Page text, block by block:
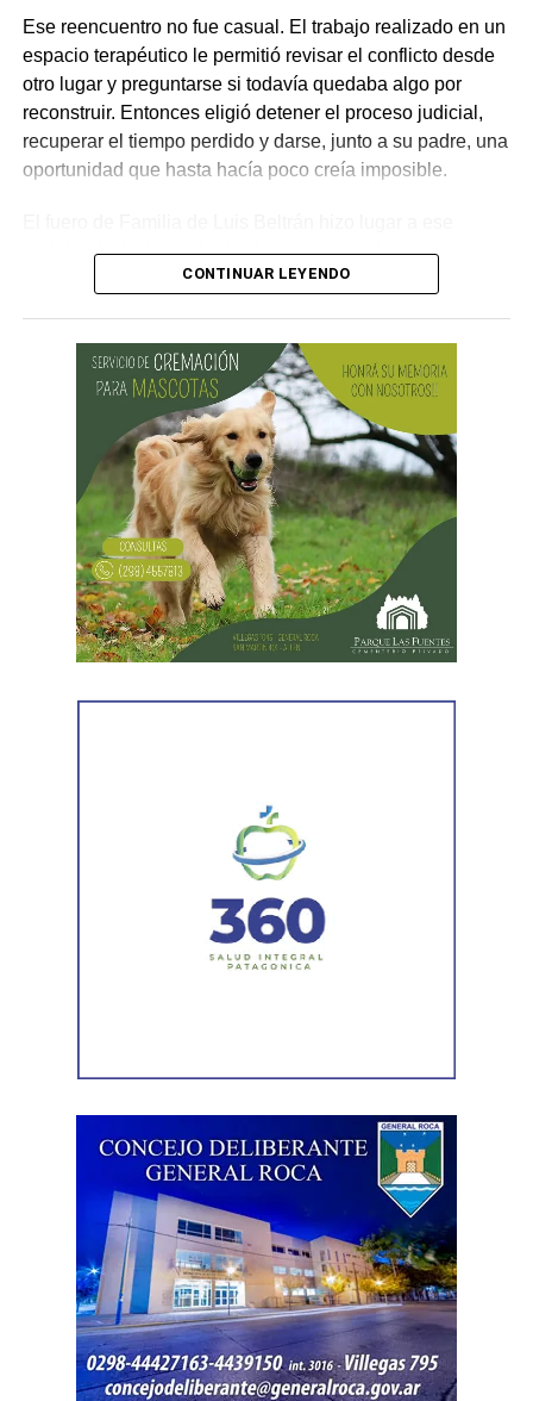
Ese reencuentro no fue casual. El trabajo realizado en un
espacio terapéutico le permitió revisar el conflicto desde
otro lugar y preguntarse si todavía quedaba algo por
reconstruir. Entonces eligió detener el proceso judicial,
recuperar el tiempo perdido y darse, junto a su padre, una
oportunidad que hasta hacía poco creía imposible.
pedido, declaró concluido el proceso por desistimiento y
ordenó el archivo de las actuaciones. La jueza consideró
El joven había promovido la acción para solicitar la
supresión de su apellido paterno. Durante la etapa inicial
del trámite se incorporó la documentación presentada, se
ordenó la publicación de edictos y se dispusieron
distintas medidas previas. En esa etapa la demanda
todavía no había sido notificada al progenitor.
Al comunicar su decisión de desistir, explicó que el
proceso terapéutico le permitió replantear el conflicto
desde otra perspectiva. Expresó que quería intentar
perdido y brindarse mutuamente una oportunidad antes
la magistrada explicó que el
desistimiento es una forma de poner fin
anticipadamente a un proceso judicial cuando una de
las partes decide no continuar con la acción.
Agregó que el Código Procesal Civil y Comercial autoriza
esa posibilidad siempre que, si la demanda ya fue
concretado, la jueza entendió que estaban cumplidos
todos los requisitos legales para admitir el desistimiento y
declarar extinguido el proceso.
«En virtud de ello entiendo que se encuentran
configurados los recaudos previstos en el artículo 278,
para que opere el desistimiento del proceso por voluntad
de la parte», explicó. Además, se estableció que las
actuaciones permanezcan archivadas en formato digital,
conforme a la normativa vigente del Poder Judicial de Río
Negro.
CONTINUAR LEYENDO